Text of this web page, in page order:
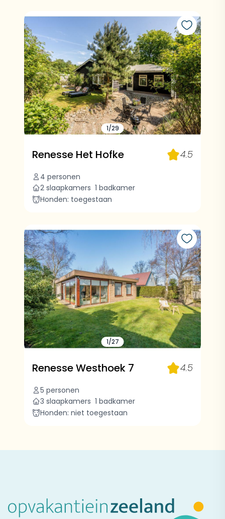
1/29
Renesse Het Hofke
4 personen
2 slaapkamers 1 badkamer
Honden: toegestaan
4.5
1/27
Renesse Westhoek 7
5 personen
3 slaapkamers 1 badkamer
Honden: niet toegestaan
4.5